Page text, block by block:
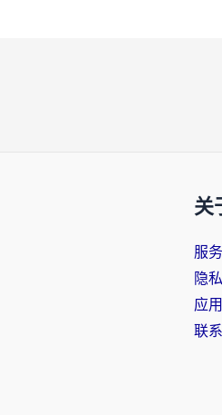
关
服
隐
应
联